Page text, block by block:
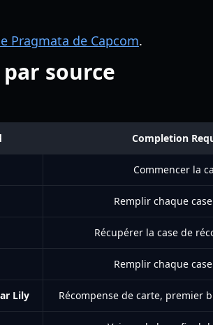
Pragmata de Capcom.
source
Completion
Commencer la
Remplir chaque
Récupérer la case de
Remplir chaque
Lily Récompense de carte, premier